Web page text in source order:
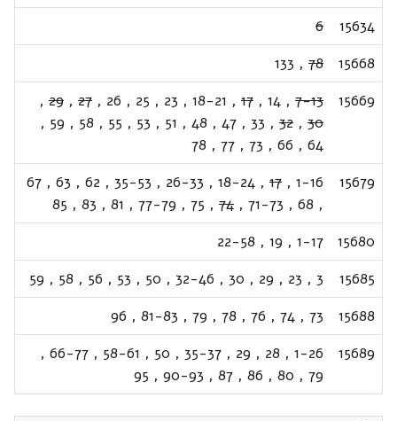
15634
6
15668
78
,
133
15669
7-13
,
14
,
17
,
18-21
,
23
,
25
,
26
,
27
,
29
,
30
,
32
,
33
,
47
,
48
,
51
,
53
,
55
,
58
,
59
,
64
,
66
,
73
,
77
,
78
15679
1-16
,
17
,
18-24
,
26-33
,
35-53
,
62
,
63
,
67
,
68
,
71-73
,
74
,
75
,
77-79
,
81
,
83
,
85
15680
1-17
,
19
,
22-58
15685
3
,
23
,
29
,
30
,
32-46
,
50
,
53
,
56
,
58
,
59
15688
73
,
74
,
76
,
78
,
79
,
81-83
,
96
15689
1-26
,
28
,
29
,
35-37
,
50
,
58-61
,
66-77
,
79
,
80
,
86
,
87
,
90-93
,
95